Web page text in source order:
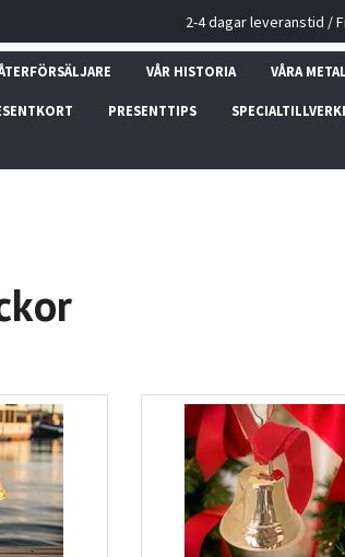
2-4 dagar leveranstid /
VÅR HISTORIA VÅRA
PRESENTTIPS